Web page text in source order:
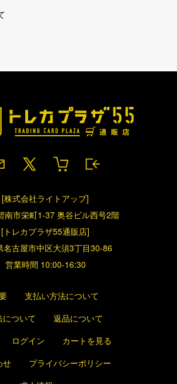
[株式会社ライトアップ]
南市栄町1-37 奥谷ビル西号2階
[トレカプラザ55通販店]
名古屋市中区大須3丁目30-86
営業時間 10:00-16:30
支払い方法について
について
返品について
ログイン
カートを見る
せ
プライバシーポリシー